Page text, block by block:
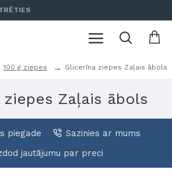
100 g ziepes Glicerīna ziepes Zaļais ābols
ziepes Zaļais ābols
piegade
Sazinies ar mums
jautājumu par preci